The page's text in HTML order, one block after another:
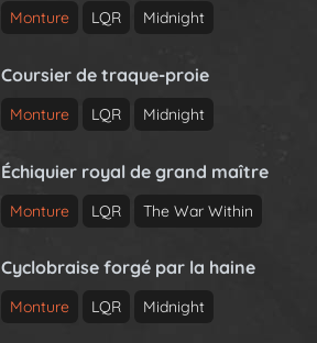
Monture LQR Midnight
Coursier de traque-proie
Monture LQR Midnight
Échiquier royal de grand maître
Monture LQR The War Within
Cyclobraise forgé par la haine
Monture LQR Midnight